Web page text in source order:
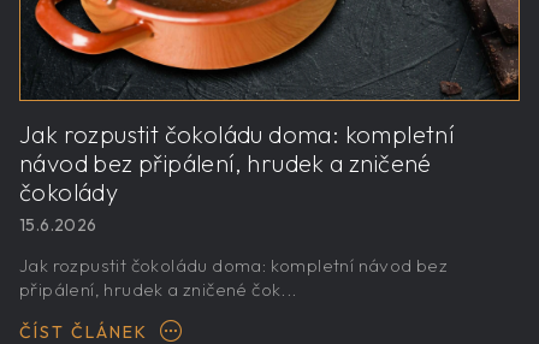
Jak rozpustit čokoládu doma: kompletní
návod bez připálení, hrudek a zničené
čokolády
15.6.2026
Jak rozpustit čokoládu doma: kompletní návod bez
připálení, hrudek a zničené čok...
ČÍST ČLÁNEK